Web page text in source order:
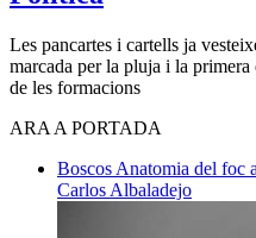
Les pancartes i cartells ja
marcada per la pluja i la
de les formacions
ARA A PORTADA
Boscos Anatomia del foc
Carlos Albaladejo